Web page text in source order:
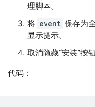
理脚本。
将 event 保存为
显示提示。
取消隐藏“安装”按钮
代码：